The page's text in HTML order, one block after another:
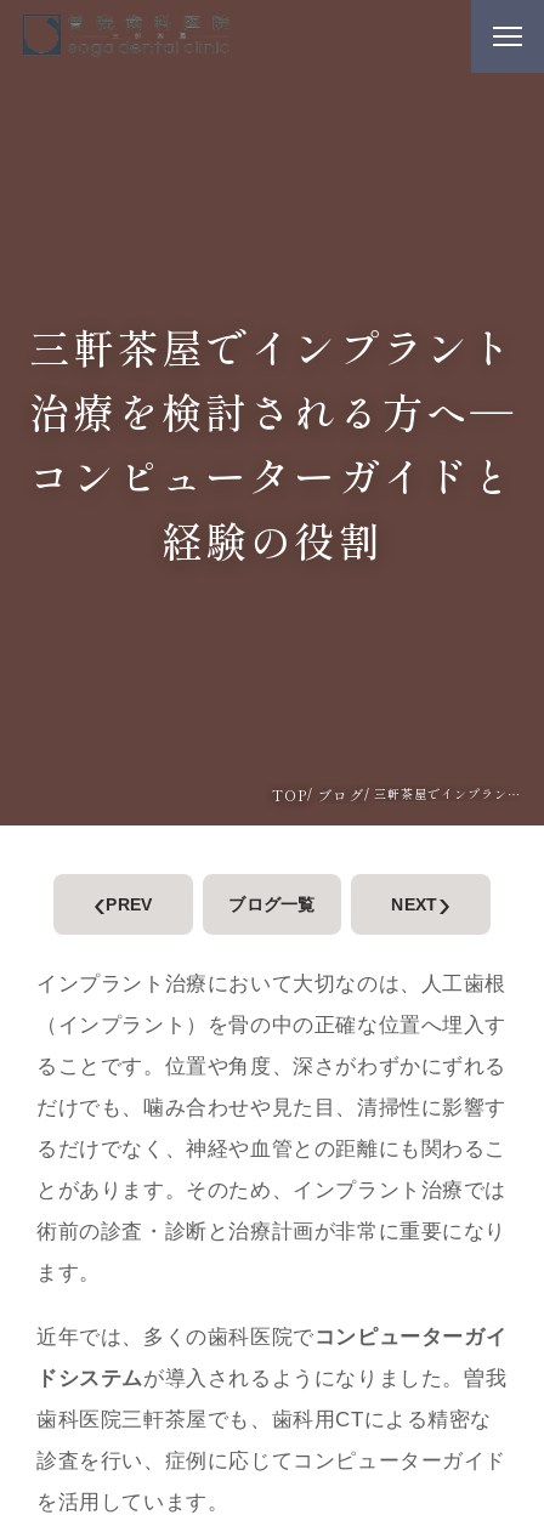
三軒茶屋でインプラント
治療を検討される方へ―
コンピューターガイドと
経験の役割
TOP ブログ 三軒茶屋でインプラント治療を検討される方へ―コンピューターガイドと経験の役割
‹PREV ブログ一覧 NEXT›
インプラント治療において大切なのは、人工歯根
（インプラント）を骨の中の正確な位置へ埋入す
ることです。位置や角度、深さがわずかにずれる
だけでも、噛み合わせや見た目、清掃性に影響す
るだけでなく、神経や血管との距離にも関わるこ
とがあります。そのため、インプラント治療では
術前の診査・診断と治療計画が非常に重要になり
ます。
近年では、多くの歯科医院でコンピューターガイ
ドシステムが導入されるようになりました。曽我
歯科医院三軒茶屋でも、歯科用CTによる精密な
診査を行い、症例に応じてコンピューターガイド
を活用しています。